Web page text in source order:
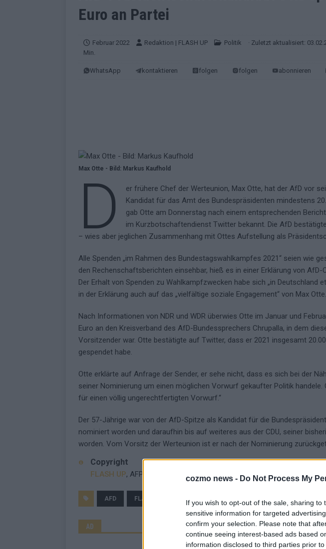
cozmo news - Do Not Process My
If you wish to opt-out of the sale, sharing
sensitive information for targeted
confirm your selection. Please note that
continue seeing interest-based ads based
information disclosed to third parties prior
[ Mai 2026 ] ESC-Finale morgen: Finnland Favorit, Australien aufgestiegen
KOMMENTAR
EUROVISION
EXTRA
[ Mai 2026 ] DARA gewinnt verdient, Israel beunruhigend – unser
KOMMENTAR
Euro an Partei
Februar 2022 Redaktion | FLASH UP Politik · Zuletzt aktualisiert:
Min.
WhatsApp kontaktieren folgen folgen abonnieren
Max Otte - Bild: Markus Kaufhold
D
er frühere Chef der Werteunion, Max Otte, hat der AfD vor
Kandidat für das Amt des Bundespräsidenten mindestens
gab Otte am Donnerstag nach einem entsprechenden Bericht
im Kurzbotschaftendienst Twitter bekannt. Die AfD
– wies aber jeglichen Zusammenhang mit Ottes Aufstellung als
Alle Spenden „im Rahmen des Bundestagswahlkampfes 2021“ seien wie
den Rechenschaftsberichten einsehbar, hieß es in einer Erklärung von AfD-
Der Erhalt von Spenden zu Wahlkampfzwecken habe sich „in Deutschland
in der Erklärung auch auf das „vielfältige soziale Engagement“ von Max Otte.
Nach Informationen von NDR und WDR überwies Otte im Januar und
Euro an den Kreisverband des AfD-Bundessprechers Chrupalla, in dem
Vorsitzender war. Otte bestätigte auf Twitter, dass er 2021 insgesamt
gespendet habe.
Otte erklärte auf Anfrage der Sender, er sehe nicht, dass es sich bei der
seiner Nominierung um einen möglichen Vorwurf gekaufter Politik handele.
für einen völlig ungerechtfertigten Vorwurf.“
Der 57-Jährige war von der AfD-Spitze als Kandidat für die
nominiert worden und daraufhin bis auf weiteres aus der CDU, seiner
worden. Vom Vorsitz der Werteunion ist er nach der Nominierung
Copyright
FLASH UP, AFP
AFD FLASH UP OTTE POLITIK
AD